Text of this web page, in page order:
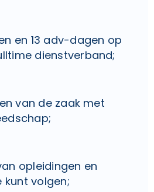
en 13 adv-dagen op
dienstverband;
van de zaak met
opleidingen en
kunt volgen;